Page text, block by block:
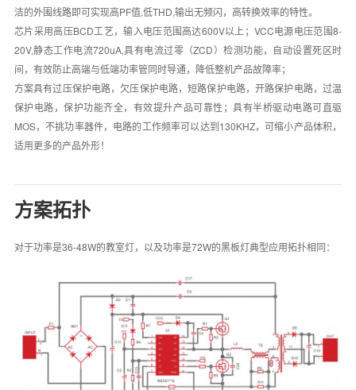
洁的外围线路即可实现高PF值,低THD,输出无频闪，高转换效率的特性。
芯片采用高压BCD工艺，输入电压范围高达600V以上；VCC电源电压范围8-
20V,静态工作电流720uA,具有电流过零（ZCD）检测功能，自动设置死区时
间，有效防止高端与低端功率管同时导通，降低整机产品故障率；
方案具有过压保护电路，欠压保护电路，短路保护电路，开路保护电路，过温
保护电路，保护功能齐全，有效提升产品可靠性；具有半桥驱动电路可直驱
MOS，不挑功率器件，电路的工作频率可以达到130KHZ，可缩小产品体积，
适用更多的产品外形！
方案拓扑
对于功率是36-48W的教室灯，以及功率是72W的黑板灯典型应用拓扑相同：